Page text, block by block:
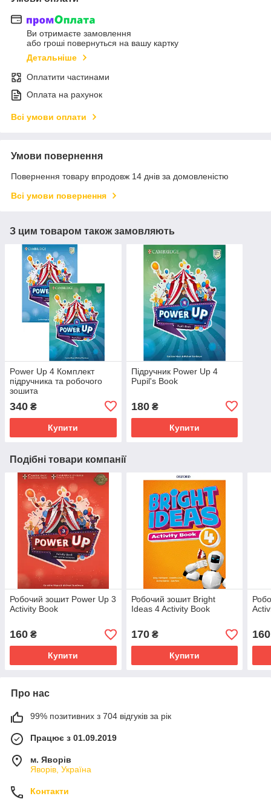
Ви отримаєте замовлення
або гроші повернуться на вашу картку
Детальніше
Оплатити частинами
Оплата на рахунок
Всі умови оплати
Умови повернення
Повернення товару впродовж 14 днів за домовленістю
Всі умови повернення
З цим товаром також замовляють
Power Up 4 Комплект
підручника та робочого
зошита
340 ₴
Купити
Підручник Power Up 4
Pupil's Book
180₴
Купити
Подібні товари компанії
Робочий зошит Power Up 3
Activity Book
160 ₴
Купити
Робочий зошит Bright
Ideas 4 Activity Book
170₴
Купити
160
Про нас
99% позитивних з 704 відгуків за рік
Працює з 01.09.2019
м. Яворів
Яворів, Україна
Контакти